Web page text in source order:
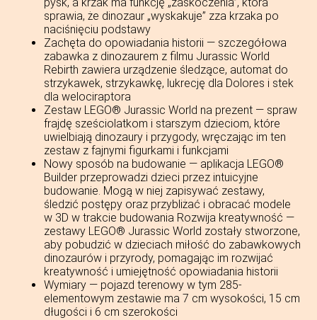
sprawia, że dinozaur „wyskakuje” zza krzaka po
naciśnięciu podstawy
Zachęta do opowiadania historii — szczegółowa
zabawka z dinozaurem z filmu Jurassic World
Rebirth zawiera urządzenie śledzące, automat do
strzykawek, strzykawkę, lukrecję dla Dolores i stek
dla welociraptora
Zestaw LEGO® Jurassic World na prezent — spraw
frajdę sześciolatkom i starszym dzieciom, które
uwielbiają dinozaury i przygody, wręczając im ten
zestaw z fajnymi figurkami i funkcjami
Nowy sposób na budowanie — aplikacja LEGO®
Builder przeprowadzi dzieci przez intuicyjne
budowanie. Mogą w niej zapisywać zestawy,
śledzić postępy oraz przybliżać i obracać modele
w 3D w trakcie budowania Rozwija kreatywność —
zestawy LEGO® Jurassic World zostały stworzone,
aby pobudzić w dzieciach miłość do zabawkowych
dinozaurów i przyrody, pomagając im rozwijać
kreatywność i umiejętność opowiadania historii
Wymiary — pojazd terenowy w tym 285-
elementowym zestawie ma 7 cm wysokości, 15 cm
długości i 6 cm szerokości